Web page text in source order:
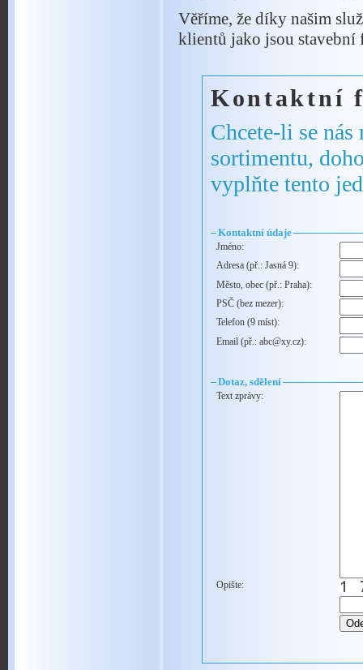
Věříme, že díky našim
klientů jako jsou stavební
Kontaktní
Chcete-li se nás
sortimentu,
vyplňte tento
Kontaktní údaje
Jméno:
Adresa (př.: Jasná 9):
Město, obec (př.: Praha):
PSČ (bez mezer):
Telefon (9 míst):
Email (př.: abc@xy.cz):
Dotaz, sdělení
Text zprávy:
Opište: